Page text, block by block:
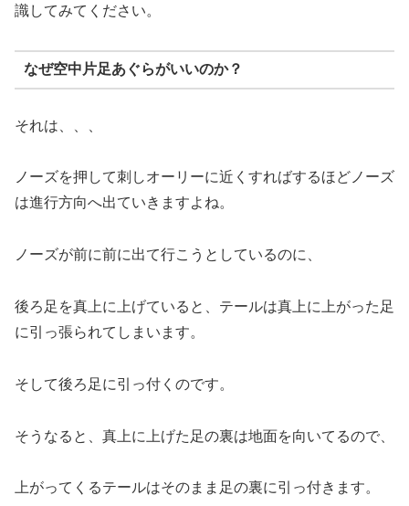
識してみてください。
なぜ空中片足あぐらがいいのか？
それは、、、
ノーズを押して刺しオーリーに近くすればするほどノーズ
は進行方向へ出ていきますよね。
ノーズが前に前に出て行こうとしているのに、
後ろ足を真上に上げていると、テールは真上に上がった足
に引っ張られてしまいます。
そして後ろ足に引っ付くのです。
そうなると、真上に上げた足の裏は地面を向いてるので、
上がってくるテールはそのまま足の裏に引っ付きます。